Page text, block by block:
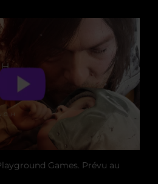
Games. Prévu au